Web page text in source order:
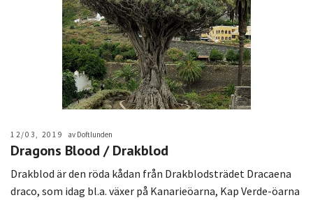
12/03, 2019 av Doftlunden
Dragons Blood / Drakblod
Drakblod är den röda kådan från Drakblodsträdet Dracaena
draco, som idag bl.a. växer på Kanarieöarna, Kap Verde-öarna